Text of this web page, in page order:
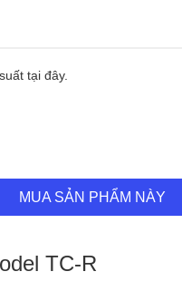
tại đây.
MUA SẢN PHẨM NÀY
TC-R